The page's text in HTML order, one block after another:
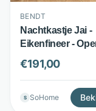
BENDT
Nachtkastje Jai -
Eikenfineer -
opbergvak -
Bendt
€191,00
S SoHome